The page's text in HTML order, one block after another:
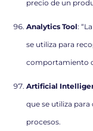
precio de un
Analytics Tool:
se utiliza para
comportamiento
Artificial
que se utiliza
procesos.